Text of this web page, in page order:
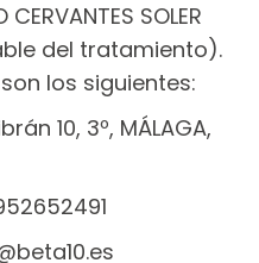
SOLER
del tratamiento).
los siguientes:
10, 3º, MÁLAGA,